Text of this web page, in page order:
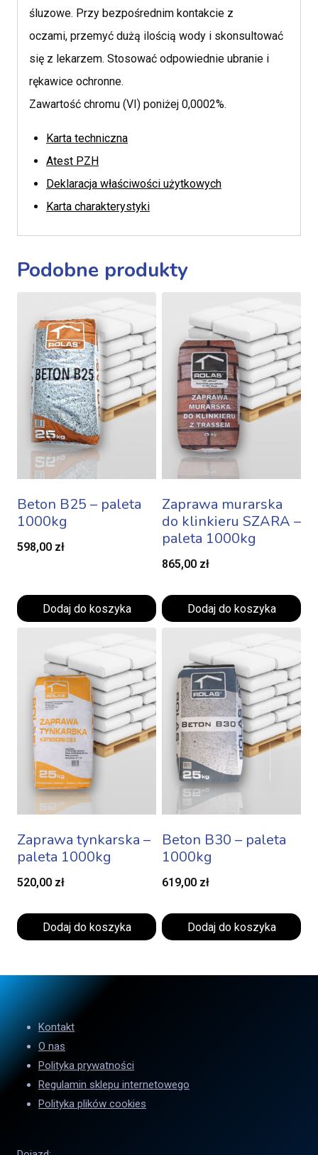
śluzowe. Przy bezpośrednim kontakcie z
oczami, przemyć dużą ilością wody i skonsultować
się z lekarzem. Stosować odpowiednie ubranie i
rękawice ochronne.
Zawartość chromu (VI) poniżej 0,0002%.
Karta techniczna
Atest PZH
Deklaracja właściwości użytkowych
Karta charakterystyki
Podobne produkty
Beton B25 – paleta
1000kg
598,00 zł
Dodaj do koszyka
Zaprawa murarska
do klinkieru SZARA –
paleta 1000kg
865,00 zł
Dodaj do koszyka
Zaprawa tynkarska –
paleta 1000kg
520,00 zł
Dodaj do koszyka
Beton B30 – paleta
1000kg
619,00 zł
Dodaj do koszyka
Kontakt
O nas
Polityka prywatności
Regulamin sklepu internetowego
Polityka plików cookies